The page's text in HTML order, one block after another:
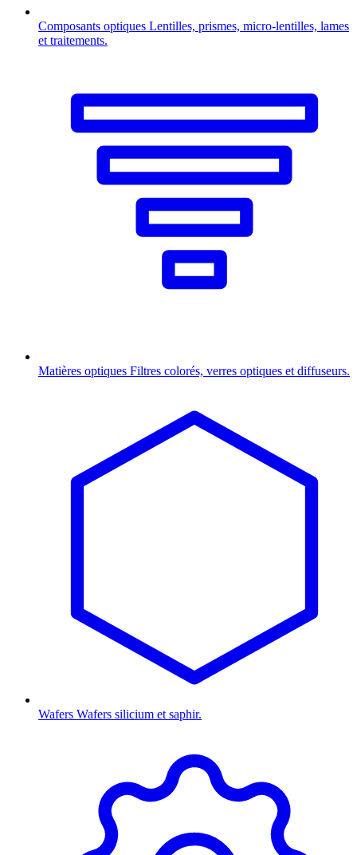
Composants optiques Lentilles, prismes, micro-lentilles, lames
et traitements.
Matières optiques Filtres colorés, verres optiques et diffuseurs.
Wafers Wafers silicium et saphir.